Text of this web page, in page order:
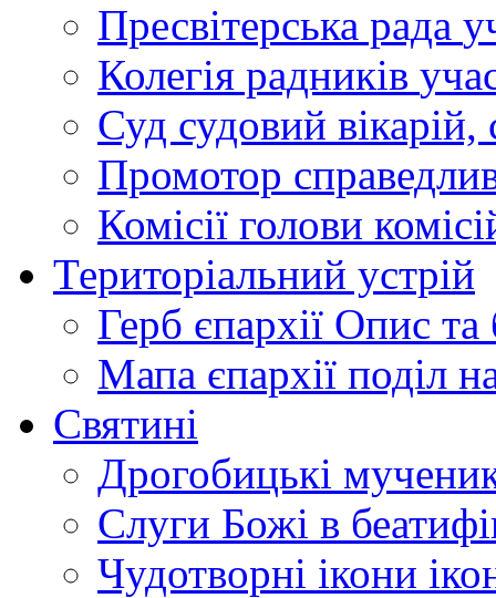
Пресвітерська рада
Колегія радників
Суд судовий вікарій,
Промотор
Комісії голови
Територіальний устрій
Герб єпархії Опис та
Мапа єпархії поділ
Святині
Дрогобицькі
Слуги Божі в
Чудотворні ікони